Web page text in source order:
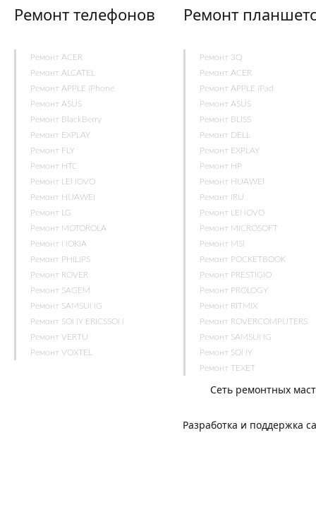
Ремонт телефонов
Ремонт ACER
Ремонт ALCATEL
Ремонт APPLE iPhone
Ремонт ASUS
Ремонт BlackBerry
Ремонт EXPLAY
Ремонт FLY
Ремонт HTC
Ремонт LENOVO
Ремонт HUAWEI
Ремонт LG
Ремонт MOTOROLA
Ремонт NOKIA
Ремонт PHILIPS
Ремонт ROVER
Ремонт SAGEM
Ремонт SAMSUNG
Ремонт SONY ERICSSON
Ремонт VERTU
Ремонт VOXTEL
Ремонт
Ремонт 3Q
Ремонт ACER
Ремонт APPLE iPad
Ремонт ASUS
Ремонт BLISS
Ремонт DELL
Ремонт EXPLAY
Ремонт HP
Ремонт HUAWEI
Ремонт IRU
Ремонт LENOVO
Ремонт MICROSOFT
Ремонт MSI
Ремонт POCKETBOOK
Ремонт PRESTIGIO
Ремонт PROLOGY
Ремонт RITMIX
Ремонт ROVERCOMPUTERS
Ремонт SAMSUNG
Ремонт SONY
Ремонт TEXET
Сеть ремонтных
Разработка и поддержка